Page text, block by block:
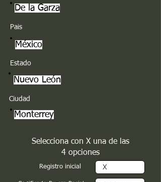
De la Garza
Pais
México
Estado
Nuevo León
Ciudad
Monterrey
Selecciona con X una de las
4 opciones
Registro inicial